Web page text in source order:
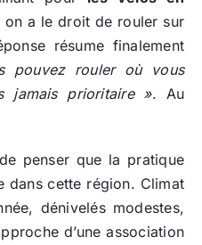
a le droit de rouler sur
résume finalement
pouvez rouler où vous
jamais prioritaire ». Au
penser que la pratique
dans cette région. Climat
dénivelés modestes,
d’une association